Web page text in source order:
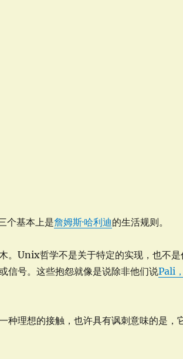
个基本上是詹姆斯·哈利迪的生活规则。
。Unix哲学不是关于特定的实现，也不是
信号。这些抱怨就像是说除非他们说Pali
种理想的接触，也许具有讽刺意味的是，